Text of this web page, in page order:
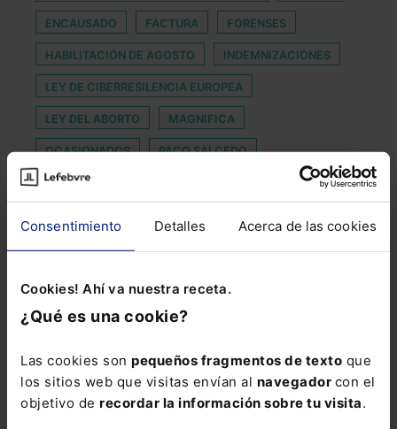
Consentimiento Detalles Acerca de las cookies
Cookies! Ahí va nuestra receta.
¿Qué es una cookie?
Las cookies son pequeños fragmentos de texto que
los sitios web que visitas envían al navegador con el
objetivo de recordar la información sobre tu visita.
ENCAUSADO FACTURA FORENSES
HABILITACIÓN DE AGOSTO INDEMNIZACIONES
LEY DE CIBERRESILENCIA EUROPEA
LEY DEL ABORTO MAGNIFICA
OCASIONADOS PACO SALCEDO
PEDRO MORENO POLÍTICA AGRARIA COMÚN
PSICÓLOGO
RÉGIMEN FORAL
SUSPENSIÓN DE PENAS THE DESCRIPTIVE TERM
TITULARES VIDEOS